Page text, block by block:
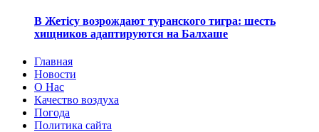
В Жетісу возрождают туранского тигра: шесть
хищников адаптируются на Балхаше
Главная
Новости
О Нас
Качество воздуха
Погода
Политика сайта